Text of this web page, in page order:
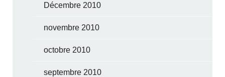
Décembre 2010
novembre 2010
octobre 2010
septembre 2010